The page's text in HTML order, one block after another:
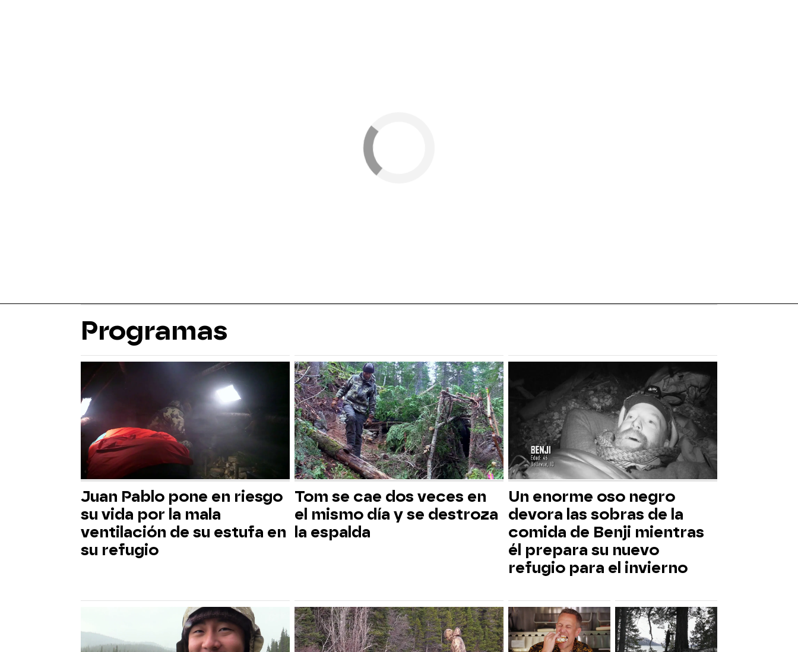
Programas
Juan Pablo pone en riesgo
su vida por la mala
ventilación de su estufa en
su refugio
Tom se cae dos veces en
el mismo día y se destroza
la espalda
Un enorme oso negro
devora las sobras de la
comida de Benji mientras
él prepara su nuevo
refugio para el invierno